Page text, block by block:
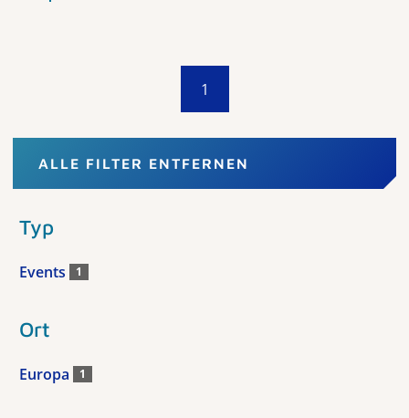
1
ALLE FILTER ENTFERNEN
Typ
Events 1
Ort
Europa 1